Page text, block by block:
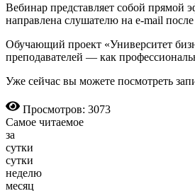
Вебинар представляет собой прямой
направлена слушателю на e-mail
Обучающий проект «Университет
преподавателей — как
Уже сейчас вы можете посмотреть
Просмотров: 3073
Самое читаемое
за
сутки
сутки
неделю
месяц